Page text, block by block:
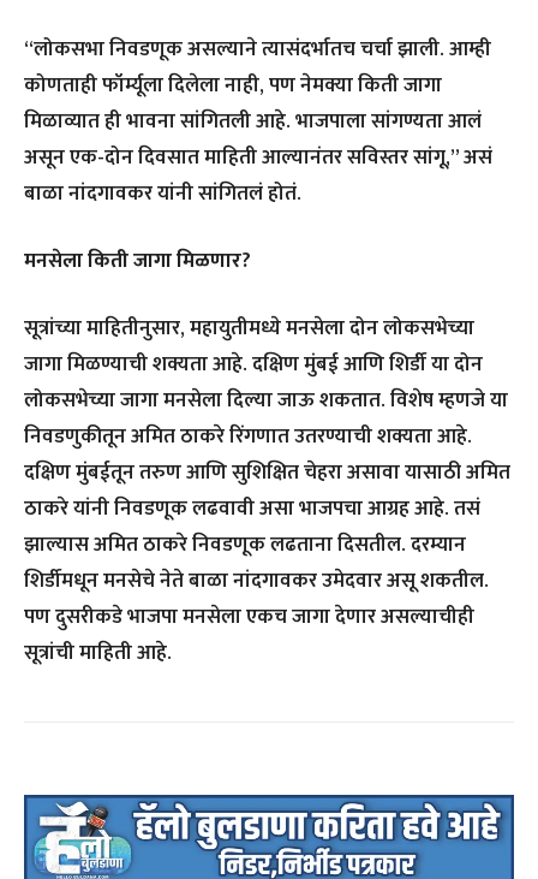
“लोकसभा निवडणूक असल्याने त्यासंदर्भातच चर्चा झाली. आम्ही
कोणताही फॉर्म्यूला दिलेला नाही, पण नेमक्या किती जागा
मिळाव्यात ही भावना सांगितली आहे. भाजपाला सांगण्यता आलं
असून एक-दोन दिवसात माहिती आल्यानंतर सविस्तर सांगू,” असं
बाळा नांदगावकर यांनी सांगितलं होतं.
मनसेला किती जागा मिळणार?
सूत्रांच्या माहितीनुसार, महायुतीमध्ये मनसेला दोन लोकसभेच्या
जागा मिळण्याची शक्यता आहे. दक्षिण मुंबई आणि शिर्डी या दोन
लोकसभेच्या जागा मनसेला दिल्या जाऊ शकतात. विशेष म्हणजे या
निवडणुकीतून अमित ठाकरे रिंगणात उतरण्याची शक्यता आहे.
दक्षिण मुंबईतून तरुण आणि सुशिक्षित चेहरा असावा यासाठी अमित
ठाकरे यांनी निवडणूक लढवावी असा भाजपचा आग्रह आहे. तसं
झाल्यास अमित ठाकरे निवडणूक लढताना दिसतील. दरम्यान
शिर्डीमधून मनसेचे नेते बाळा नांदगावकर उमेदवार असू शकतील.
पण दुसरीकडे भाजपा मनसेला एकच जागा देणार असल्याचीही
सूत्रांची माहिती आहे.